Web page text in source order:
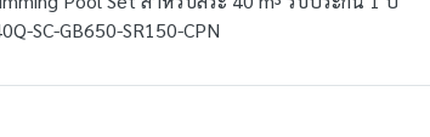
SC-GB650-SR150-CPN